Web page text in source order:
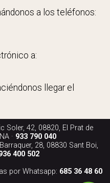
a los teléfonos:
a:
llegar el
Soler, 42, 08820, El Prat de
· 933 790 040
28, 08830 Sant Boi,
400 502
por Whatsapp: 685 36 48 60